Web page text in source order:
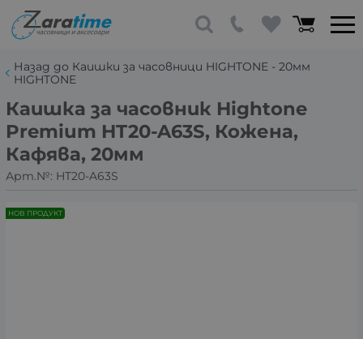
Назад до Каишки за часовници HIGHTONE - 20мм
HIGHTONE
Каишка за часовник Hightone
Premium HT20-A63S, Кожена,
Кафява, 20мм
Арт.№: HT20-A63S
НОВ ПРОДУКТ